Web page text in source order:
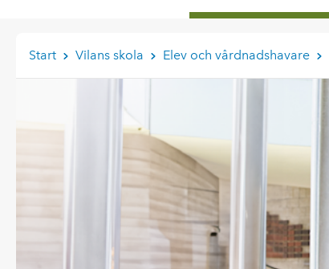
Start Vilans skola Elev och vårdnadshavare